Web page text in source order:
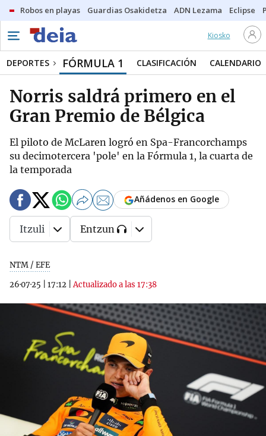
Robos en playas Guardias Osakidetza ADN Lezama Eclipse
Kiosko
DEPORTES FÓRMULA 1 CLASIFICACIÓN CALENDARIO
Norris saldrá primero en el
Gran Premio de Bélgica
El piloto de McLaren logró en Spa-Francorchamps
su decimotercera 'pole' en la Fórmula 1, la cuarta de
la temporada
NTM / EFE
26·07·25
17:12 |Actualizado a las 17:38
Añádenos en Google
Itzuli Entzun